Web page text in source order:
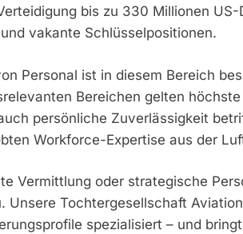
bis zu 330 Millionen
vakante Schlüsselpositionen.
Personal ist in diesem Bereich
Bereichen gelten
persönliche Zuverlässigkeit
Workforce-Expertise aus der
Vermittlung oder strategische
Unsere Tochtergesellschaft
spezialisiert – und